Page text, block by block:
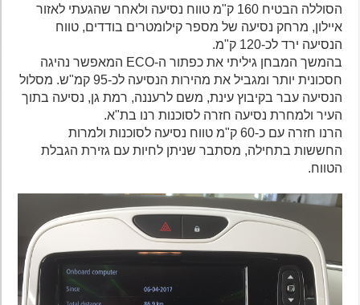
הסוללה הבטיח 160 ק"מ טווח נסיעה ולאחר שהגעתי לאזור
איילון, מרחק נסיעה של מספר קילומטרים בודדים, טווח
הנסיעה ירד לכ-120 ק"מ.
בהמשך המבחן גיליתי את כפתור ה-ECO המאפשר נהיגה
חסכונית יותר ומגביל את מהירות הנסיעה לכ-95 קמ"ש. מסלול
הנסיעה עבר בקיבוץ עינת, משם לרעננה, רמת גן, נסיעה בתוך
העיר ולמחרת נסיעה חזרה לסוכנות רנו בת"א.
הרנו חזרה עם כ-60 ק"מ טווח נסיעה לסוכנות ולמרות
החששות בתחילה, מסתבר שניתן לחיות עם גזירת הגבלת
הטווח.